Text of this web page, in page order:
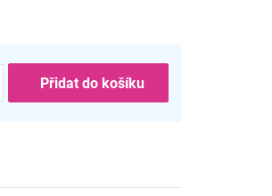
Přidat do košíku